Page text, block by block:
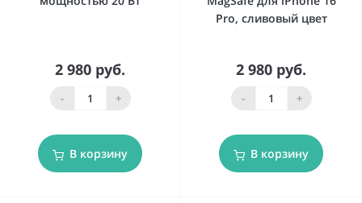
2 980 руб.
- +
В корзину
Pro, сливовый цвет
2 980 руб.
- +
В корзину